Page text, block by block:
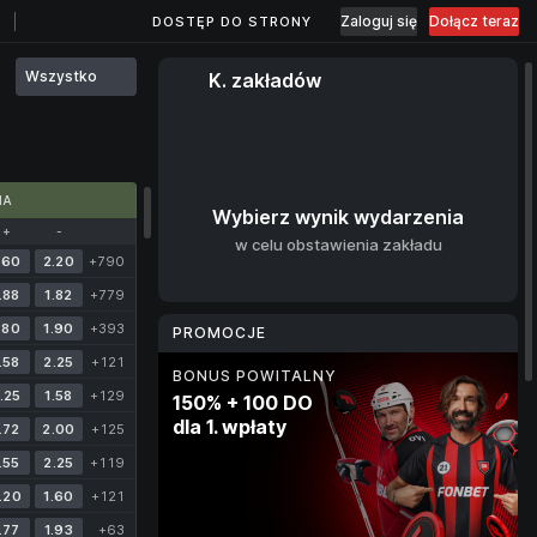
DOSTĘP DO STRONY Zaloguj się Dołącz teraz
Wszystko
+ -
2.20
+790
1.82
+779
1.90
+393
2.25
+121
1.58
+129
2.00
+125
2.25
+119
1.60
+121
1.93 +63
K. zakładów
Wybierz wynik wydarzenia
w celu obstawienia zakładu
PROMOCJE
BONUS POWITALNY
150% + 100 DO
dla 1. wpłaty
RYNEK BONUSOWY
Darmowe zakłady
do 400 zł
za obstawianie sportu
BONUS KRYPTOWALUTOWY
10% dla każdej wpłaty
w kryptowalucie
PROGRAM LOJALNOŚCIOWY
Cashback
do wartości 20%